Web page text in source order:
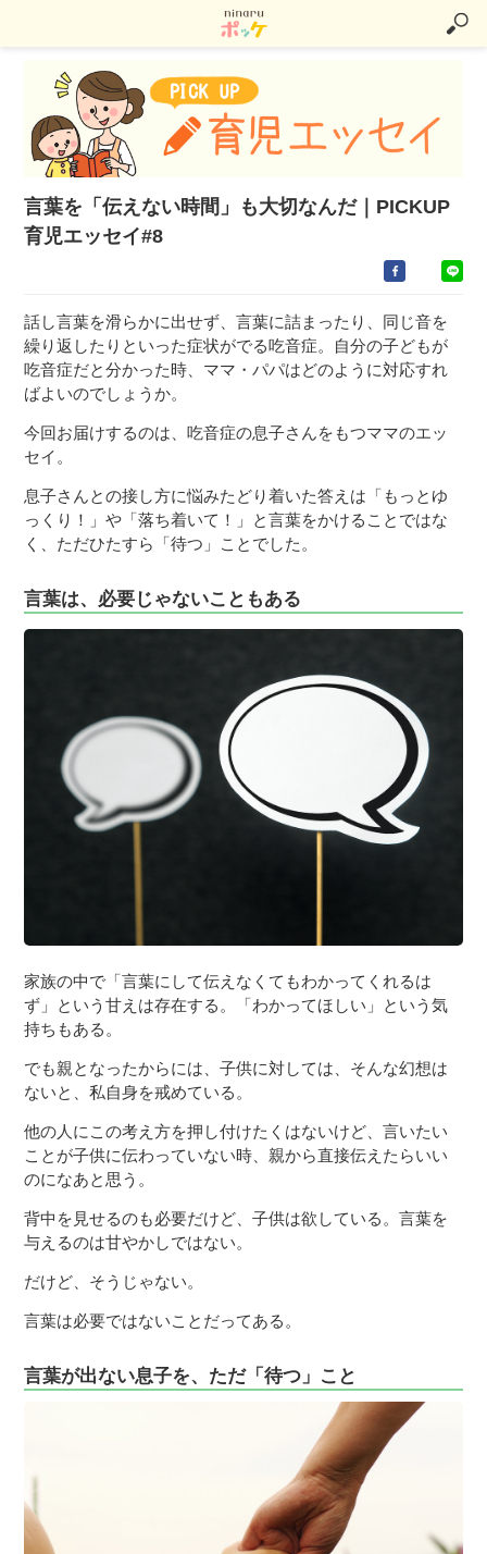
言葉を「伝えない時間」も大切なんだ｜PICKUP
育児エッセイ#8
話し言葉を滑らかに出せず、言葉に詰まったり、同じ音を
繰り返したりといった症状がでる吃音症。自分の子どもが
吃音症だと分かった時、ママ・パパはどのように対応すれ
ばよいのでしょうか。
今回お届けするのは、吃音症の息子さんをもつママのエッ
セイ。
息子さんとの接し方に悩みたどり着いた答えは「もっとゆ
っくり！」や「落ち着いて！」と言葉をかけることではな
く、ただひたすら「待つ」ことでした。
言葉は、必要じゃないこともある
家族の中で「言葉にして伝えなくてもわかってくれるは
ず」という甘えは存在する。「わかってほしい」という気
持ちもある。
でも親となったからには、子供に対しては、そんな幻想は
ないと、私自身を戒めている。
他の人にこの考え方を押し付けたくはないけど、言いたい
ことが子供に伝わっていない時、親から直接伝えたらいい
のになあと思う。
背中を見せるのも必要だけど、子供は欲している。言葉を
与えるのは甘やかしではない。
だけど、そうじゃない。
言葉は必要ではないことだってある。
言葉が出ない息子を、ただ「待つ」こと